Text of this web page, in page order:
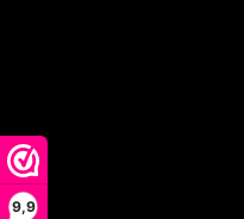
9,9